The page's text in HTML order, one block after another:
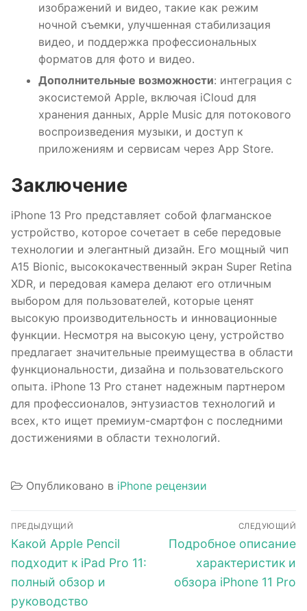
изображений и видео, такие как режим
ночной съемки, улучшенная стабилизация
видео, и поддержка профессиональных
форматов для фото и видео.
Дополнительные возможности: интеграция с
экосистемой Apple, включая iCloud для
хранения данных, Apple Music для потокового
воспроизведения музыки, и доступ к
приложениям и сервисам через App Store.
Заключение
iPhone 13 Pro представляет собой флагманское
устройство, которое сочетает в себе передовые
технологии и элегантный дизайн. Его мощный чип
A15 Bionic, высококачественный экран Super Retina
XDR, и передовая камера делают его отличным
выбором для пользователей, которые ценят
высокую производительность и инновационные
функции. Несмотря на высокую цену, устройство
предлагает значительные преимущества в области
функциональности, дизайна и пользовательского
опыта. iPhone 13 Pro станет надежным партнером
для профессионалов, энтузиастов технологий и
всех, кто ищет премиум-смартфон с последними
достижениями в области технологий.
Опубликовано в iPhone рецензии
Навигация
по
записям
ПРЕДЫДУЩИЙ
Предыдущая
запись:
Какой Apple Pencil
подходит к iPad Pro 11:
полный обзор и
руководство
СЛЕДУЮЩИЙ
Следующая
запись:
Подробное описание
характеристик и
обзора iPhone 11 Pro